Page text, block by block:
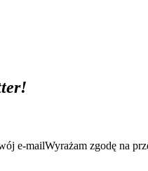
e-mailWyrażam zgodę na